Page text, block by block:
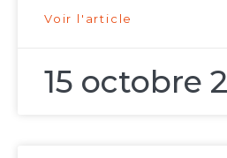
Voir l'article
15 octobre